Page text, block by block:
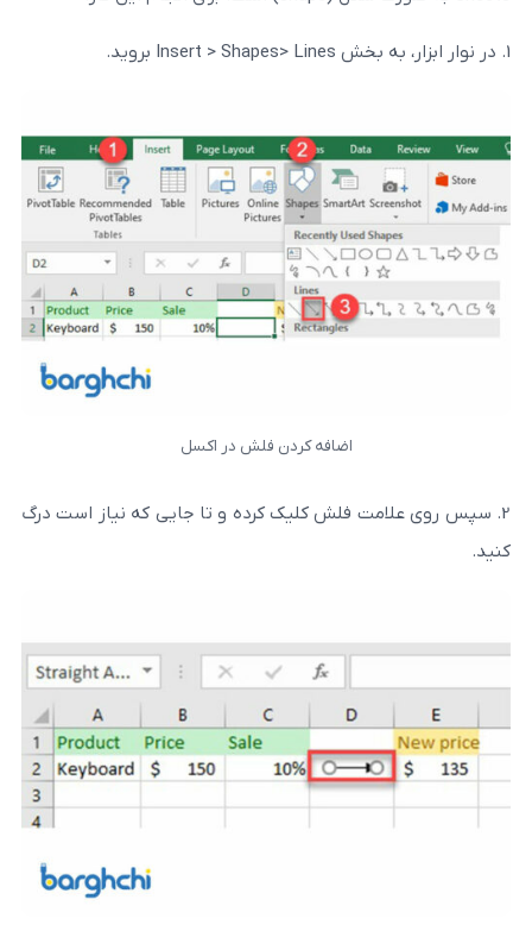
اضافه کردن فلش در اکسل
فلش کلیک کرده و تا جایی که نیاز است درگ